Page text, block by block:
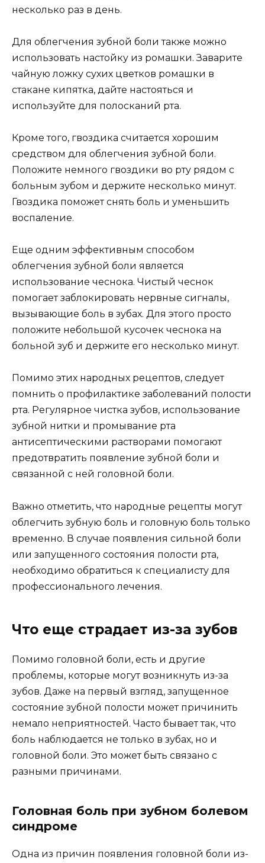
несколько раз в день.
Для облегчения зубной боли также можно
использовать настойку из ромашки. Заварите
чайную ложку сухих цветков ромашки в
стакане кипятка, дайте настояться и
используйте для полосканий рта.
Кроме того, гвоздика считается хорошим
средством для облегчения зубной боли.
Положите немного гвоздики во рту рядом с
больным зубом и держите несколько минут.
Гвоздика поможет снять боль и уменьшить
воспаление.
Еще одним эффективным способом
облегчения зубной боли является
использование чеснока. Чистый чеснок
помогает заблокировать нервные сигналы,
вызывающие боль в зубах. Для этого просто
положите небольшой кусочек чеснока на
больной зуб и держите его несколько минут.
Помимо этих народных рецептов, следует
помнить о профилактике заболеваний полости
рта. Регулярное чистка зубов, использование
зубной нитки и промывание рта
антисептическими растворами помогают
предотвратить появление зубной боли и
связанной с ней головной боли.
Важно отметить, что народные рецепты могут
облегчить зубную боль и головную боль только
временно. В случае появления сильной боли
или запущенного состояния полости рта,
необходимо обратиться к специалисту для
профессионального лечения.
Что еще страдает из-за зубов
Помимо головной боли, есть и другие
проблемы, которые могут возникнуть из-за
зубов. Даже на первый взгляд, запущенное
состояние зубной полости может причинить
немало неприятностей. Часто бывает так, что
боль наблюдается не только в зубах, но и
головной боли. Это может быть связано с
разными причинами.
Головная боль при зубном болевом
синдроме
Одна из причин появления головной боли из-